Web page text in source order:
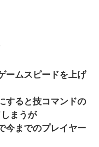
ームスピードを上げ
すると技コマンドの
まうが
今までのプレイヤー